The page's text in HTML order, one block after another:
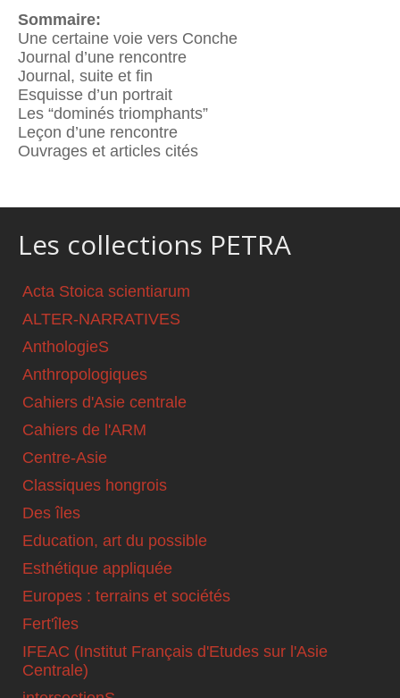
Sommaire:
Une certaine voie vers Conche
Journal d’une rencontre
Journal, suite et fin
Esquisse d’un portrait
Les “dominés triomphants”
Leçon d’une rencontre
Ouvrages et articles cités
Les collections PETRA
Acta Stoica scientiarum
ALTER-NARRATIVES
AnthologieS
Anthropologiques
Cahiers d'Asie centrale
Cahiers de l'ARM
Centre-Asie
Classiques hongrois
Des îles
Education, art du possible
Esthétique appliquée
Europes : terrains et sociétés
Fert'îles
IFEAC (Institut Français d'Etudes sur l'Asie
Centrale)